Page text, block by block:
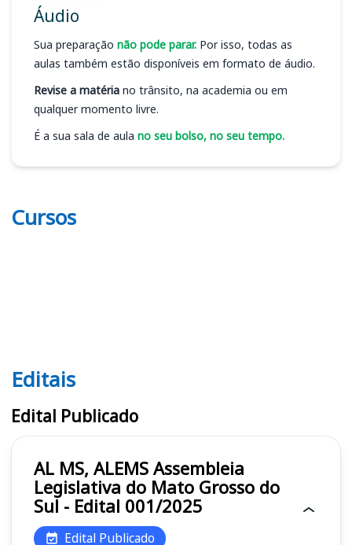
Áudio
Sua preparação não pode parar. Por isso, todas as
aulas também estão disponíveis em formato de áudio.
Revise a matéria no trânsito, na academia ou em
qualquer momento livre.
É a sua sala de aula no seu bolso, no seu tempo.
Cursos
Editais AL MS, ALEMS
Editais
Edital Publicado
AL MS, ALEMS Assembleia
Legislativa do Mato Grosso do
Sul - Edital 001/2025
Edital Publicado